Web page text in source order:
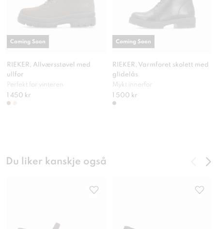
RIEKER, Allværsstøvel med
ullfor
Perfekt for vinteren
1 450 kr
Coming Soon
RIEKER, Varmforet skolett med
glidelås
Mykt innerfor
1 500 kr
Coming Soon
Du liker kanskje også